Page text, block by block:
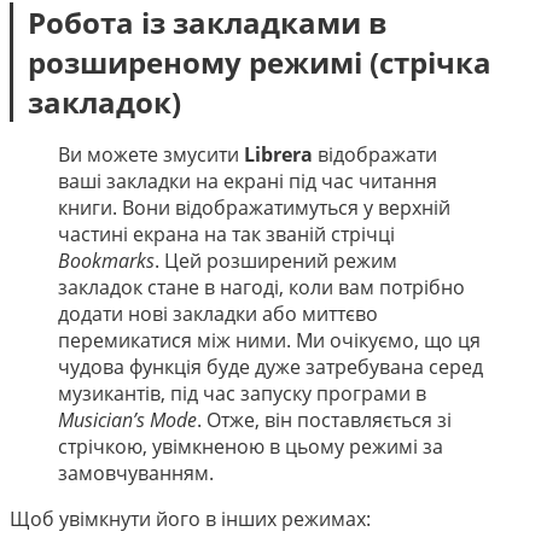
Español
العربية
Робота із закладками в
розширеному режимі (стрічка
закладок)
Ви можете змусити Librera відображати
ваші закладки на екрані під час читання
книги. Вони відображатимуться у верхній
частині екрана на так званій стрічці
Bookmarks. Цей розширений режим
закладок стане в нагоді, коли вам потрібно
додати нові закладки або миттєво
перемикатися між ними. Ми очікуємо, що ця
чудова функція буде дуже затребувана серед
музикантів, під час запуску програми в
Musician’s Mode. Отже, він поставляється зі
стрічкою, увімкненою в цьому режимі за
замовчуванням.
Щоб увімкнути його в інших режимах: